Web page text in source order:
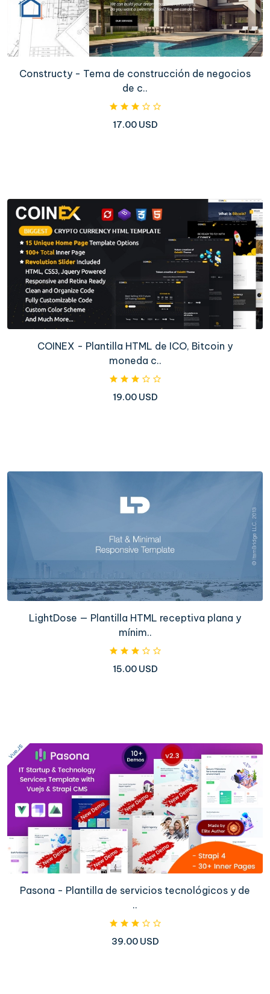
Constructy - Tema de construcción de negocios
de c..
17.00 USD
COINEX - Plantilla HTML de ICO, Bitcoin y
moneda c..
19.00 USD
LightDose — Plantilla HTML receptiva plana y
mínim..
15.00 USD
Pasona - Plantilla de servicios tecnológicos y de
..
39.00 USD